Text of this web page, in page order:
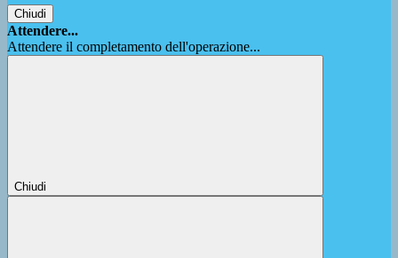
Chiudi
Attendere...
Attendere il completamento dell'operazione...
Chiudi